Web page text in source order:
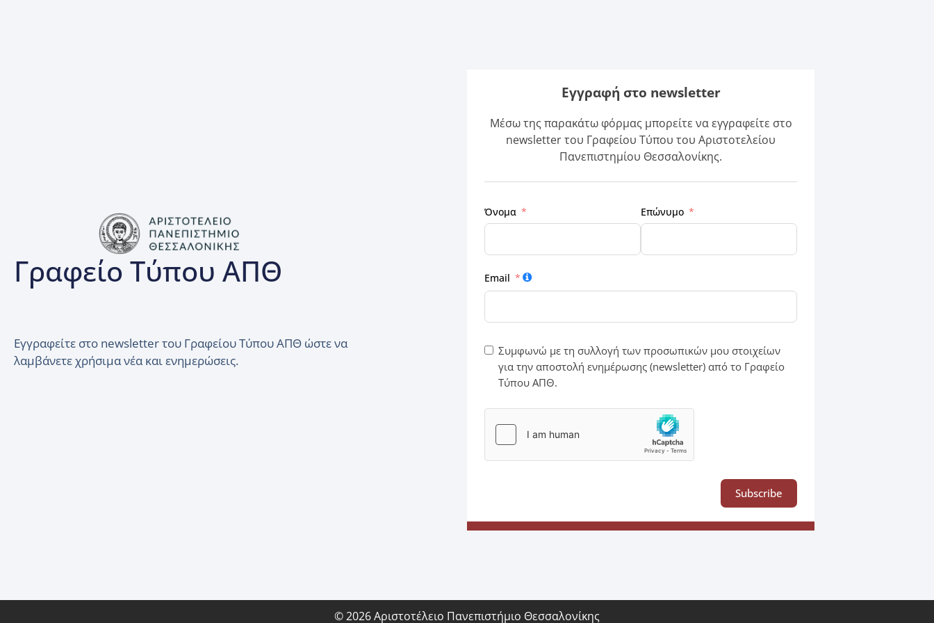
Γραφείο Τύπου ΑΠΘ
Εγγραφείτε στο newsletter του Γραφείου Τύπου ΑΠΘ ώστε να
λαμβάνετε χρήσιμα νέα και ενημερώσεις.
Εγγραφή στο newsletter
Μέσω της παρακάτω φόρμας μπορείτε να εγγραφείτε στο
newsletter του Γραφείου Τύπου του Αριστοτελείου
Πανεπιστημίου Θεσσαλονίκης.
Όνομα Επώνυμο
Email
Συμφωνώ με τη συλλογή των προσωπικών μου στοιχείων
για την αποστολή ενημέρωσης (newsletter) από το Γραφείο
Τύπου ΑΠΘ.
Subscribe
© 2026 Αριστοτέλειο Πανεπιστήμιο Θεσσαλονίκης